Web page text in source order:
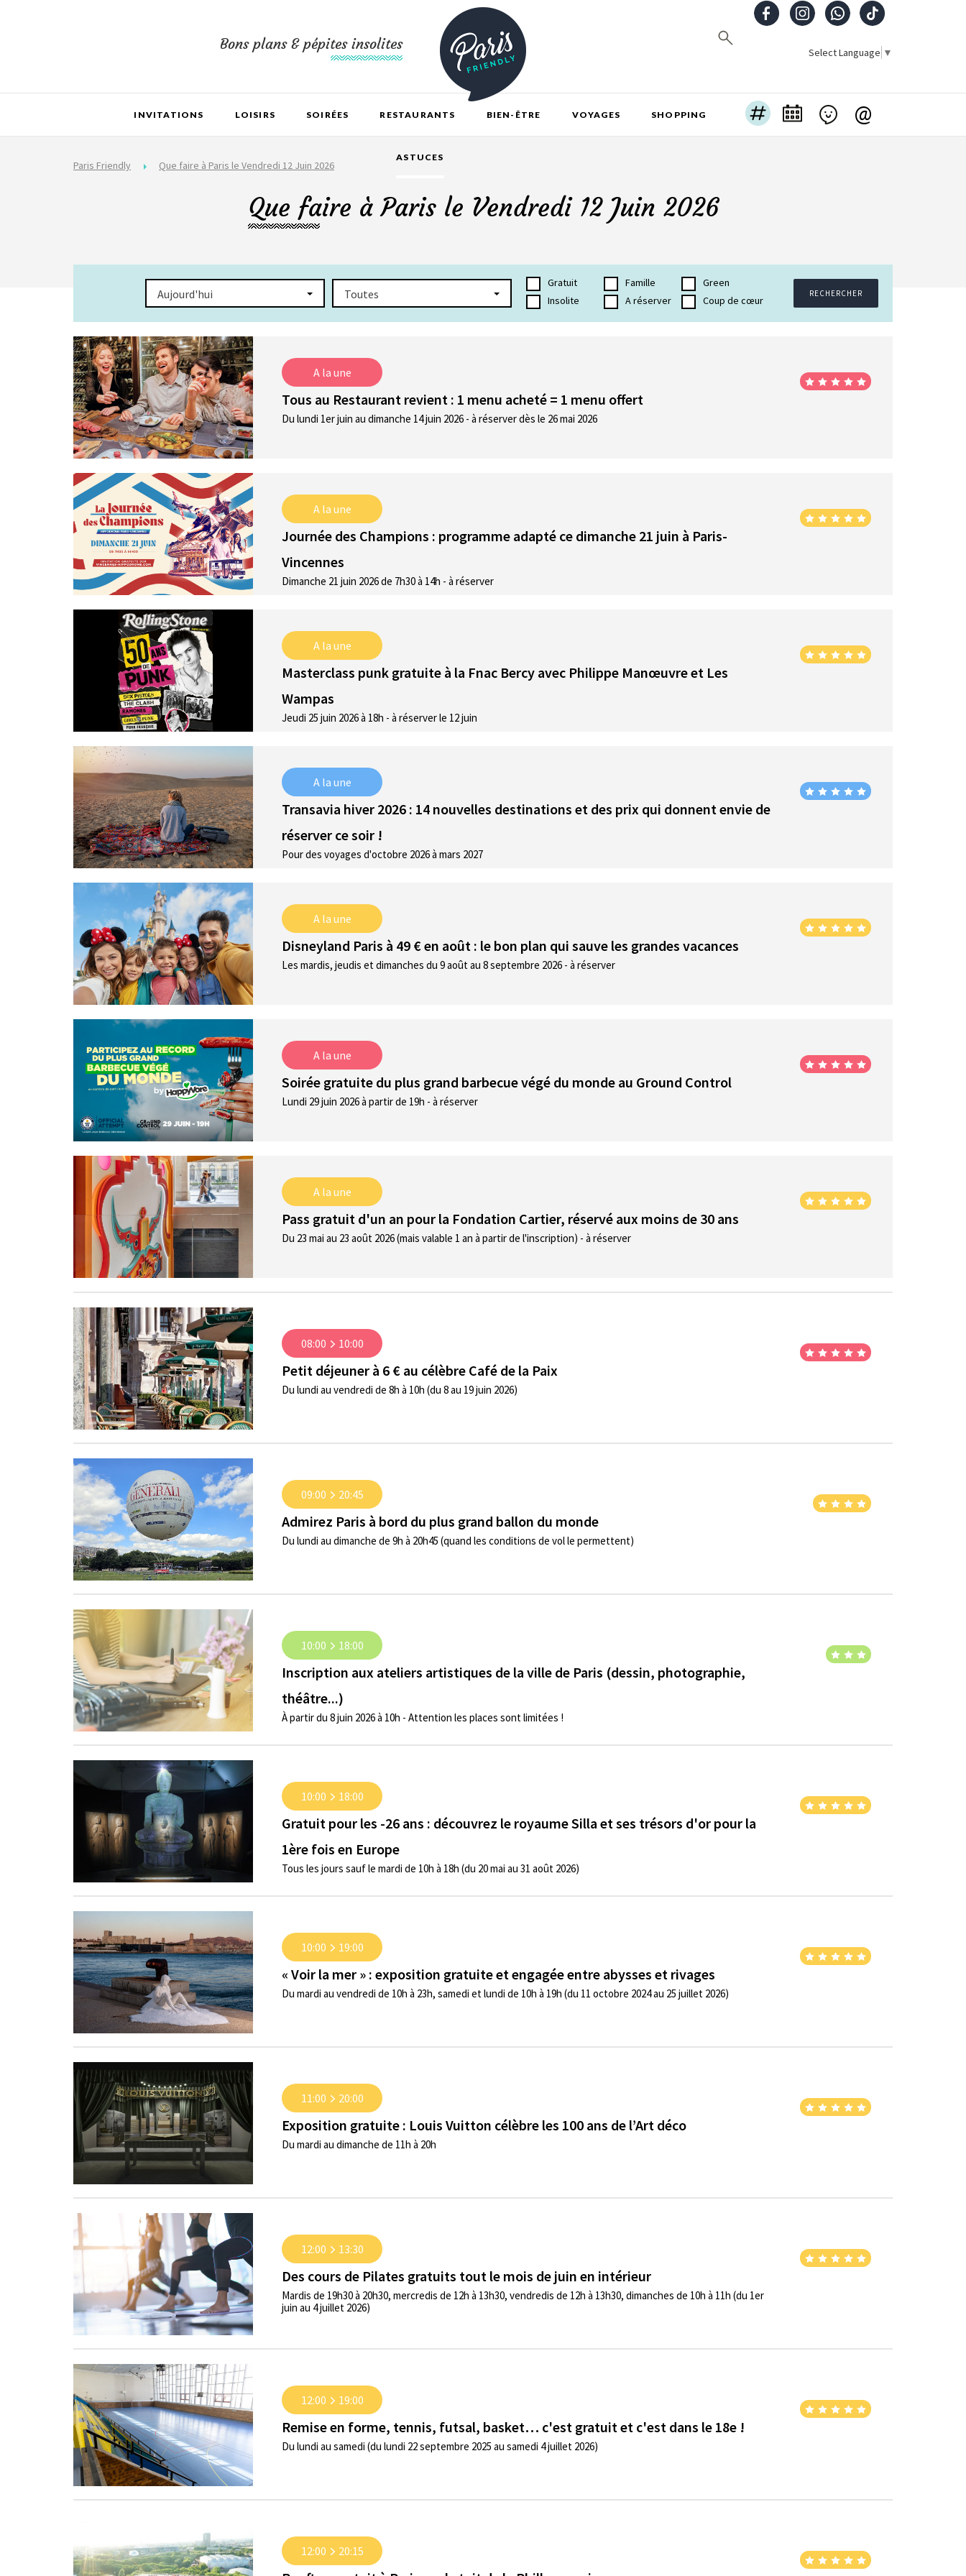
Bons plans & pépites insolites Select Language ▼
INVITATIONS LOISIRS SOIRÉES RESTAURANTS BIEN-ÊTRE VOYAGES SHOPPING
ASTUCES
@
Paris Friendly Que faire à Paris le Vendredi 12 Juin 2026
Que faire à Paris le Vendredi 12 Juin 2026
RECHERCHER
Aujourd'hui Toutes
Gratuit Famille
Green
Insolite
A réserver Coup de cœur
A la une
Tous au Restaurant revient : 1 menu acheté = 1 menu offert
Du lundi 1er juin au dimanche 14 juin 2026 - à réserver dès le 26 mai 2026
A la une
Journée des Champions : programme adapté ce dimanche 21 juin à Paris-
Vincennes
Dimanche 21 juin 2026 de 7h30 à 14h - à réserver
A la une
Masterclass punk gratuite à la Fnac Bercy avec Philippe Manœuvre et Les
Wampas
Jeudi 25 juin 2026 à 18h - à réserver le 12 juin
A la une
Transavia hiver 2026 : 14 nouvelles destinations et des prix qui donnent envie de
réserver ce soir !
Pour des voyages d'octobre 2026 à mars 2027
A la une
Disneyland Paris à 49 € en août : le bon plan qui sauve les grandes vacances
Les mardis, jeudis et dimanches du 9 août au 8 septembre 2026 - à réserver
A la une
Soirée gratuite du plus grand barbecue végé du monde au Ground Control
Lundi 29 juin 2026 à partir de 19h - à réserver
A la une
Pass gratuit d'un an pour la Fondation Cartier, réservé aux moins de 30 ans
Du 23 mai au 23 août 2026 (mais valable 1 an à partir de l'inscription) - à réserver
08:00 10:00
Petit déjeuner à 6 € au célèbre Café de la Paix
Du lundi au vendredi de 8h à 10h (du 8 au 19 juin 2026)
09:00 20:45
Admirez Paris à bord du plus grand ballon du monde
Du lundi au dimanche de 9h à 20h45 (quand les conditions de vol le permettent)
10:00 18:00
Inscription aux ateliers artistiques de la ville de Paris (dessin, photographie,
théâtre...)
À partir du 8 juin 2026 à 10h - Attention les places sont limitées !
10:00 18:00
Gratuit pour les -26 ans : découvrez le royaume Silla et ses trésors d'or pour la
1ère fois en Europe
Tous les jours sauf le mardi de 10h à 18h (du 20 mai au 31 août 2026)
10:00 19:00
« Voir la mer » : exposition gratuite et engagée entre abysses et rivages
Du mardi au vendredi de 10h à 23h, samedi et lundi de 10h à 19h (du 11 octobre 2024 au 25 juillet 2026)
11:00 20:00
Exposition gratuite : Louis Vuitton célèbre les 100 ans de l’Art déco
Du mardi au dimanche de 11h à 20h
12:00 13:30
Des cours de Pilates gratuits tout le mois de juin en intérieur
Mardis de 19h30 à 20h30, mercredis de 12h à 13h30, vendredis de 12h à 13h30, dimanches de 10h à 11h (du 1er
juin au 4 juillet 2026)
12:00 19:00
Remise en forme, tennis, futsal, basket… c'est gratuit et c'est dans le 18e !
Du lundi au samedi (du lundi 22 septembre 2025 au samedi 4 juillet 2026)
12:00 20:15